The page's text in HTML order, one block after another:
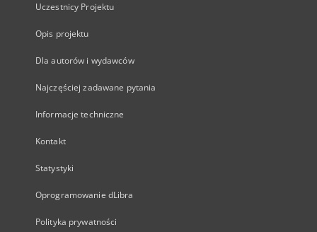
Uczestnicy Projektu
Opis projektu
Dla autorów i wydawców
Najczęściej zadawane pytania
Informacje techniczne
Kontakt
Statystyki
Oprogramowanie dLibra
Polityka prywatności